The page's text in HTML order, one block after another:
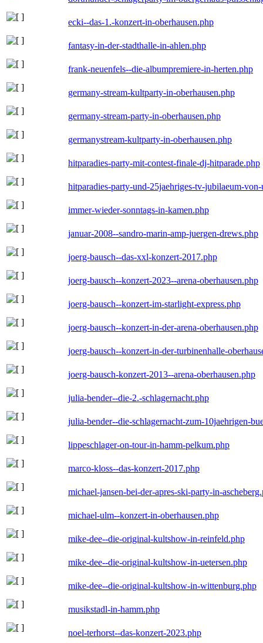
ecki--das-1.-konzert-in-oberhausen.php
fantasy-in-der-stadthalle-in-ahlen.php
frank-neuenfels--die-albumpremiere-in-herten.php
germany-stream-kultparty-in-oberhausen.php
germany-stream-party-in-oberhausen.php
germanystream-kultparty-in-oberhausen.php
hitparadies-party-mit-contest-finale-dj-hitparade.php
hitparadies-party-und-25jaehriges-tv-jubilaeum-
immer-wieder-sonntags-in-kamen.php
januar-2008--sandro-marin-amp-juergen-drews.php
joerg-bausch--das-xxl-konzert-2017.php
joerg-bausch--konzert-2023--arena-oberhausen.php
joerg-bausch--konzert-im-starlight-express.php
joerg-bausch--konzert-in-der-arena-oberhausen.php
joerg-bausch--konzert-in-der-turbinenhalle-
joerg-bausch-konzert-2013--arena-oberhausen.php
julia-bender--die-2.-schlagernacht.php
julia-bender--die-schlagernacht-zum-10jaehrigen-
lippeschlager-on-tour-in-hamm-pelkum.php
marco-kloss--das-konzert-2017.php
michael-jansen-bei-der-apres-ski-party-in-
michael-ulm--konzert-in-oberhausen.php
mike-dee--die-original-kultshow-in-reinfeld.php
mike-dee--die-original-kultshow-in-uetersen.php
mike-dee--die-original-kultshow-in-wittenburg.php
musikstadl-in-hamm.php
noel-terhorst--das-konzert-2023.php